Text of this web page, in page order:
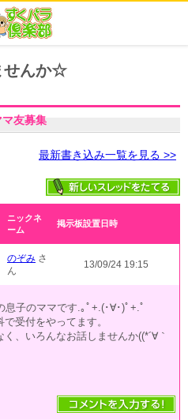
せんか☆
最新書き込み一覧を見る >>
マ友募集
ニックネ
ーム
掲示板設置日時
のぞみ さ
ん
13/09/24 19:15
息子のママです.｡ﾟ+.(･∀･)ﾟ+.ﾟ
受付をやってます。
、いろんなお話しませんか((*´∀｀